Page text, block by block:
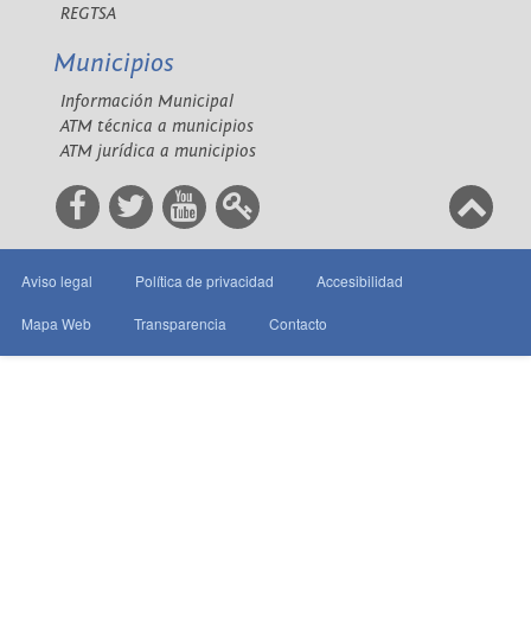
REGTSA
Municipios
Información Municipal
ATM técnica a municipios
ATM jurídica a municipios
Aviso legal Política de privacidad Accesibilidad
Mapa Web Transparencia Contacto